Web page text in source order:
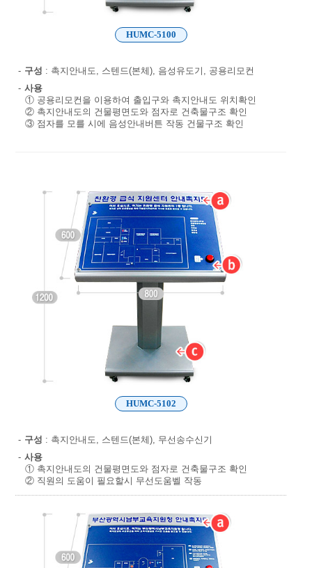
HUMC-5100
- 구성 : 촉지안내도, 스텐드(본체), 음성유도기, 공용리모컨
- 사용
① 공용리모컨을 이용하여 출입구와 촉지안내도 위치확인
② 촉지안내도의 건물평면도와 점자로 건축물구조 확인
③ 점자를 모를 시에 음성안내버튼 작동 건물구조 확인
HUMC-5102
- 구성 : 촉지안내도, 스텐드(본체), 무선송수신기
- 사용
① 촉지안내도의 건물평면도와 점자로 건축물구조 확인
② 직원의 도움이 필요할시 무선도움벨 작동